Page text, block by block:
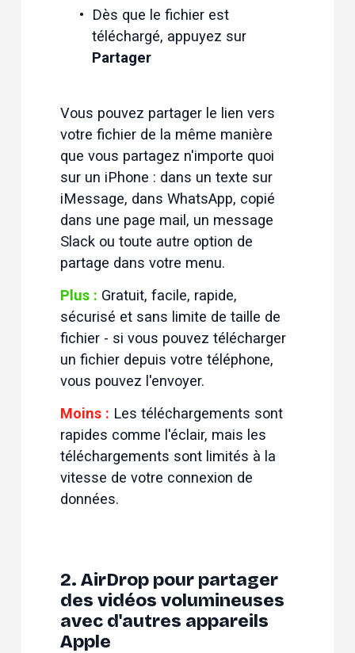
Dès que le fichier est
Partager
Vous pouvez partager le lien vers
votre fichier de la même manière
que vous partagez n'importe quoi
sur un iPhone : dans un texte sur
iMessage, dans WhatsApp, copié
dans une page mail, un message
Slack ou toute autre option de
partage dans votre menu.
Plus : Gratuit, facile, rapide,
sécurisé et sans limite de taille de
fichier - si vous pouvez télécharger
un fichier depuis votre téléphone,
vous pouvez l'envoyer.
Moins : Les téléchargements sont
rapides comme l'éclair, mais les
téléchargements sont limités à la
vitesse de votre connexion de
données.
2. AirDrop pour partager
des vidéos volumineuses
avec d'autres appareils
Apple